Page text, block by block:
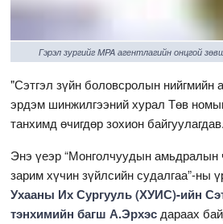
Гэрэл зургийг MPA агентлагийн онцгой
"Сэтгэл зүйн боловсролын нийгмийн
эрдэм шинжилгээний хурал Төв
танхимд өчигдөр зохион байгуулагдав.
Энэ үеэр “Монголчуудын амьдралын
зарим хүчин зүйлсийн судалгаа”-ны
Ухааны Их Сургууль (ХУИС)-ийн
тэнхимийн багш А.Эрхэсдараах